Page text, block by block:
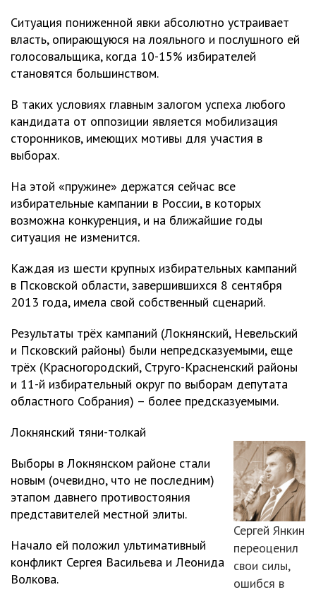
Ситуация пониженной явки абсолютно устраивает
власть, опирающуюся на лояльного и послушного ей
голосовальщика, когда 10-15% избирателей
становятся большинством.
В таких условиях главным залогом успеха любого
кандидата от оппозиции является мобилизация
сторонников, имеющих мотивы для участия в
выборах.
На этой «пружине» держатся сейчас все
избирательные кампании в России, в которых
возможна конкуренция, и на ближайшие годы
ситуация не изменится.
Каждая из шести крупных избирательных кампаний
в Псковской области, завершившихся 8 сентября
2013 года, имела свой собственный сценарий.
Результаты трёх кампаний (Локнянский, Невельский
и Псковский районы) были непредсказуемыми, еще
трёх (Красногородский, Струго-Красненский районы
и 11-й избирательный округ по выборам депутата
областного Собрания) – более предсказуемыми.
Локнянский тяни-толкай
Сергей Янкин
переоценил
свои силы,
ошибся в
Выборы в Локнянском районе стали
новым (очевидно, что не последним)
этапом давнего противостояния
представителей местной элиты.
Начало ей положил ультимативный
конфликт Сергея Васильева и Леонида
Волкова.